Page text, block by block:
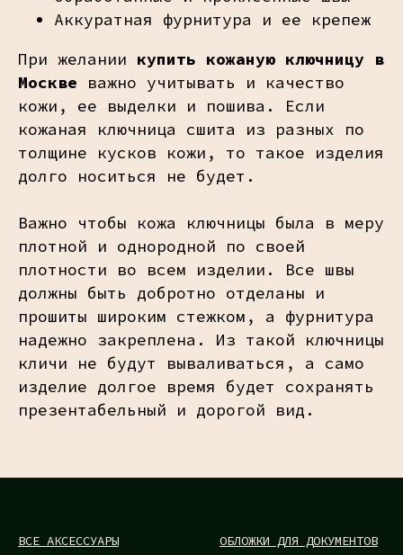
Аккуратная фурнитура и ее крепеж
При желании купить кожаную ключницу в
Москве важно учитывать и качество
кожи, ее выделки и пошива. Если
кожаная ключница сшита из разных по
толщине кусков кожи, то такое изделия
долго носиться не будет.
Важно чтобы кожа ключницы была в меру
плотной и однородной по своей
плотности во всем изделии. Все швы
должны быть добротно отделаны и
прошиты широким стежком, а фурнитура
надежно закреплена. Из такой ключницы
кличи не будут вываливаться, а само
изделие долгое время будет сохранять
презентабельный и дорогой вид.
ВСЕ АКСЕССУАРЫ
ОБЛОЖКИ ДЛЯ ДОКУМЕНТОВ